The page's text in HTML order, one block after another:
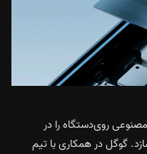
روی‌دستگاه را در
گوگل در همکاری با تیم